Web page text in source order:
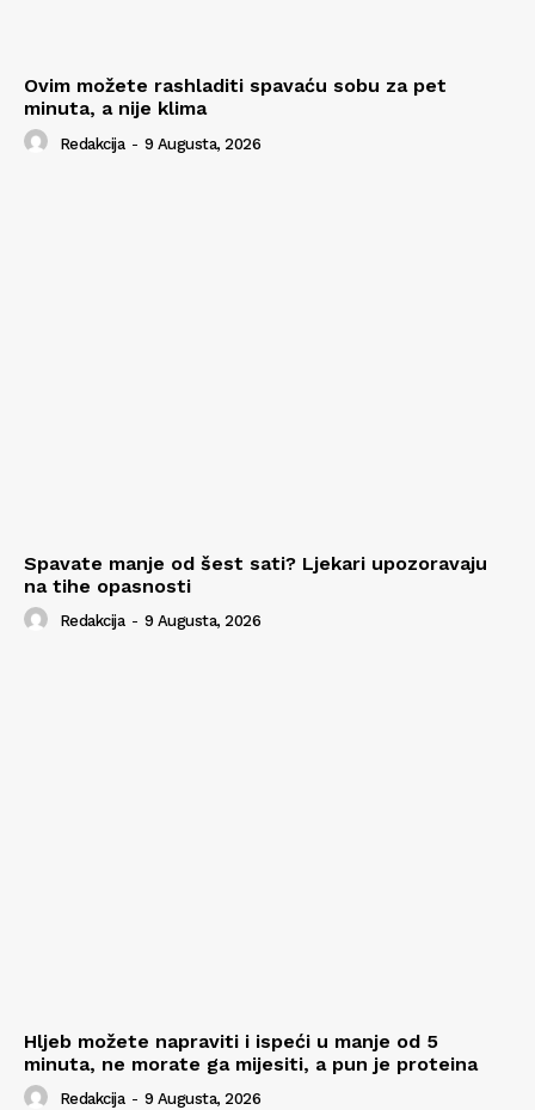
Ovim možete rashladiti spavaću sobu za pet
minuta, a nije klima
Redakcija - 9 Augusta, 2026
Spavate manje od šest sati? Ljekari upozoravaju
na tihe opasnosti
Redakcija - 9 Augusta, 2026
Hljeb možete napraviti i ispeći u manje od 5
minuta, ne morate ga mijesiti, a pun je proteina
Redakcija - 9 Augusta, 2026